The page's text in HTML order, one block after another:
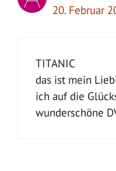
20. Februar
TITANIC
das ist mein
ich auf die
wunderschöne